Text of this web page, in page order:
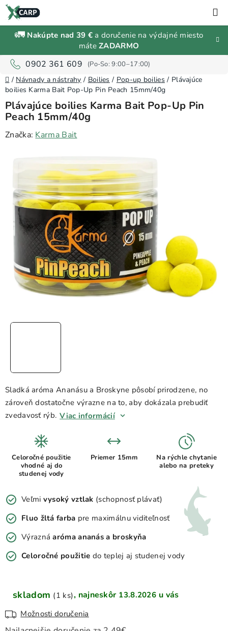
Prejsť
na
obsah
🚛 Nakúpte nad 39 € a doručenie na výdajné miesto
máteZADARMO
0902 361 609
Zľavy a
Rybárske
vybavenie
Návnady
nástrahy
Predávané
značky
Prihlásenie
registrácia
Domov
/ Návnady a nástrahy / Boilies / Pop-up boilies / Plávajúce
boilies Karma Bait Pop-Up Pin Peach 15mm/40g
Sladká aróma Ananásu a Broskyne pôsobí prirodzene, no
zároveň dostatočne výrazne na to, aby dokázala prebudiť
zvedavosť rýb. Viac informácií
Celoročné použitie
vhodné aj do
studenej vody
Priemer 15mm
Na rýchle chytanie
alebo na preteky
Veľmi vysoký vztlak (schopnosť plávať)
Fluo žltá farba pre maximálnu viditeľnosť
Výraznáaróma ananás a broskyňa
Celoročné použitie do teplej aj studenej vody
skladom (1 ks)
13.8.2026
Možnosti doručenia
Plávajúce boilies Karma Bait Pop-Up Pin
Peach 15mm/40g
Značka: Karma Bait